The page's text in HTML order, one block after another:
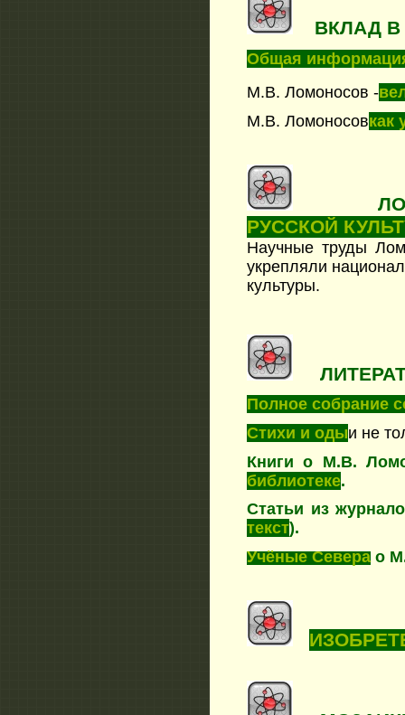
ВКЛАД В
Общая
М.В. Ломоносов -
М.В. Ломоносовкак
РУССКОЙ
Научные труды
укрепляли
культуры.
Полное собрание
Стихи и одыи не
Книги о М.В.
библиотеке.
Статьи из
текст).
Учёные Севера о